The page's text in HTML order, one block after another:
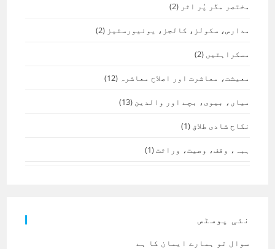
مختصر مگر پُر اثر (2)
مدارس، سکولز، کالجز، یونیورسٹیز (2)
مسکراہٹیں (2)
معیشت، معاشرت اور اصلاح معاشرہ (12)
میاں، بیوی، بچے اور والدین (13)
نکاح شادی طلاق (1)
ہبہ، وقف، وصیت، وراثت(1)
نئی پوسٹس
سوال تو ہمارے ایمان کا ہے